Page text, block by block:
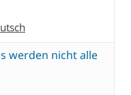
werden nicht alle